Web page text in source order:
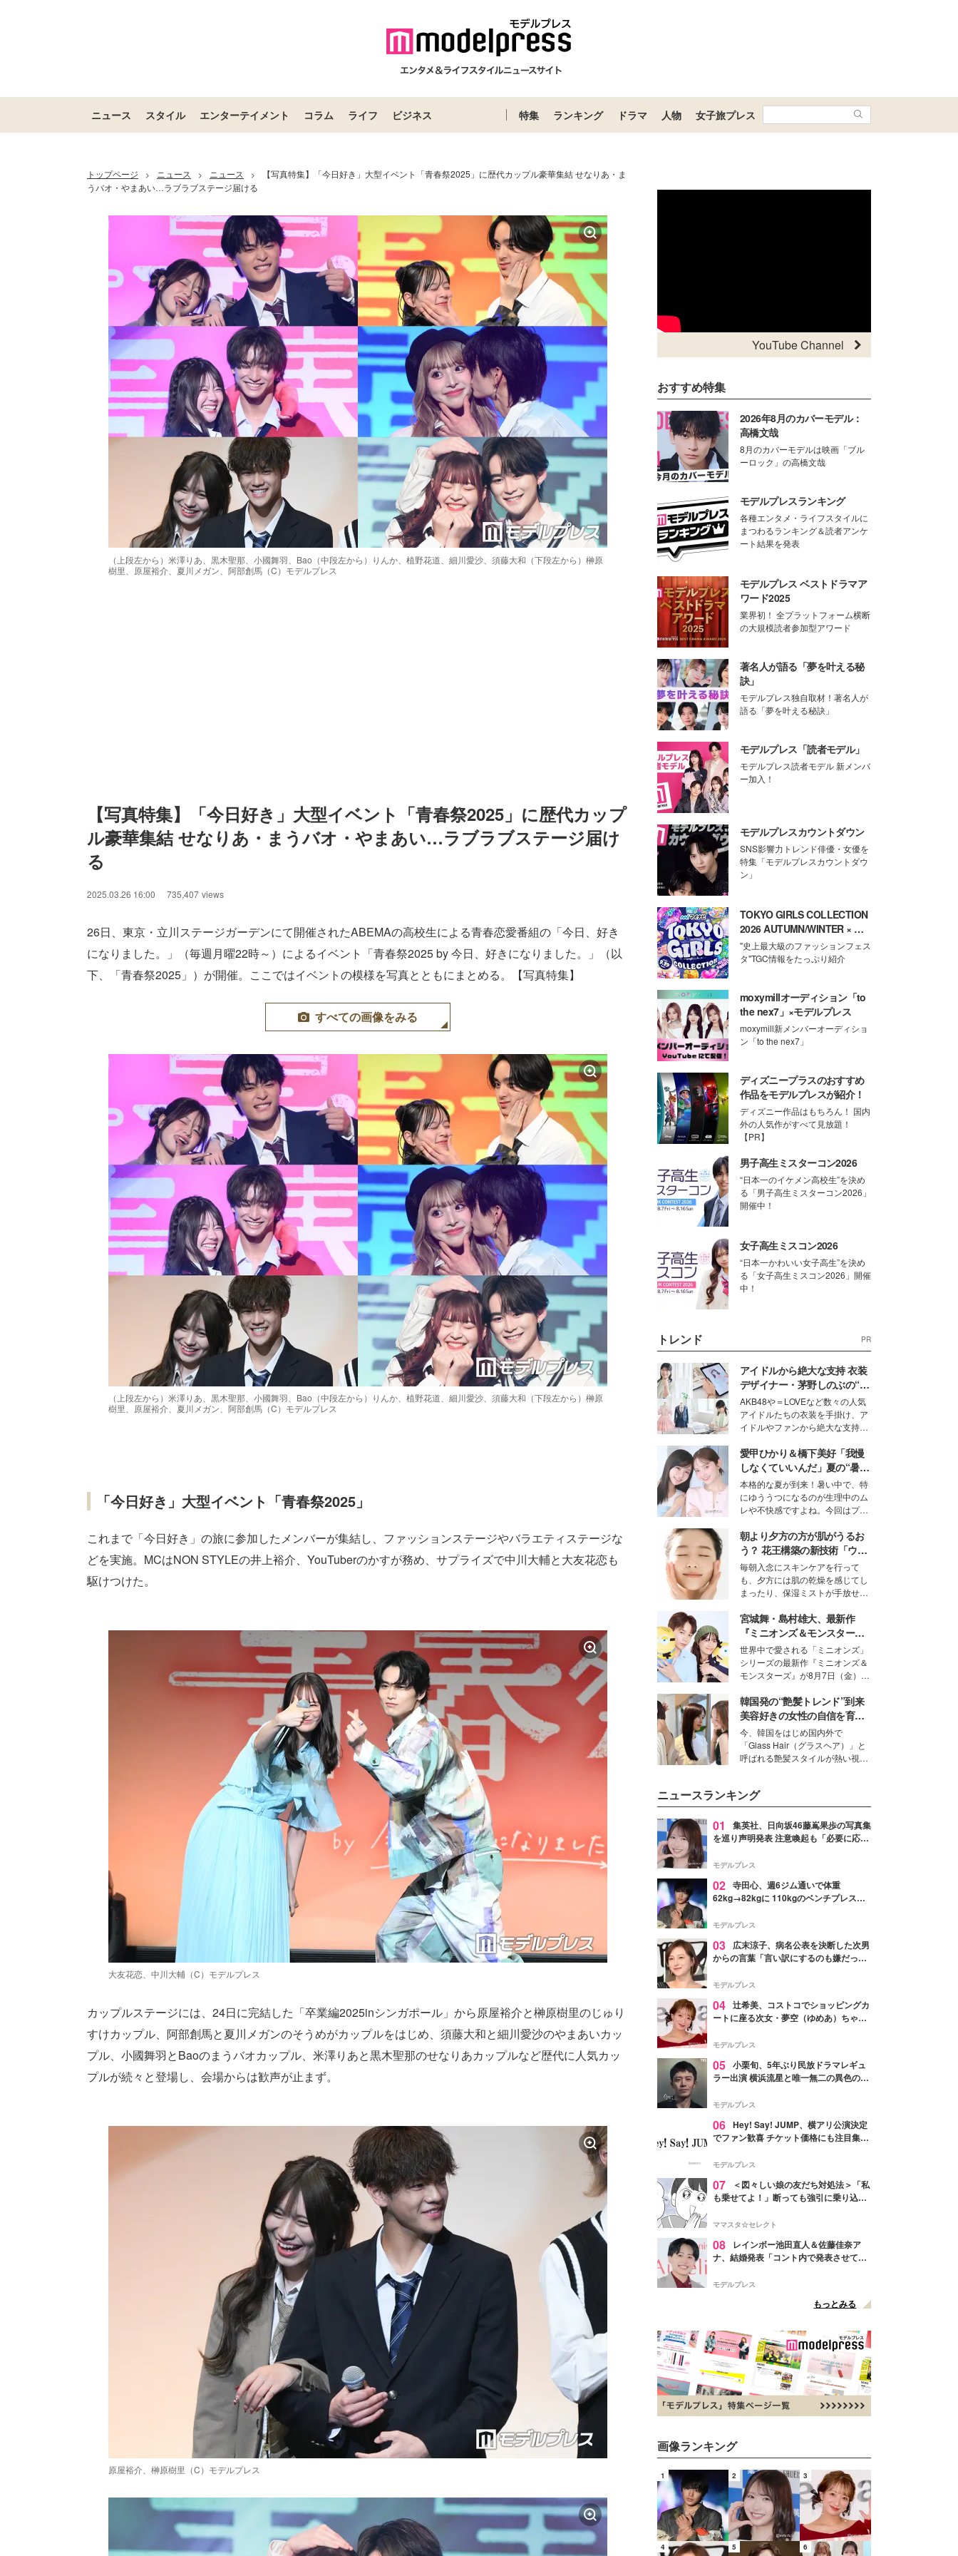
ニュース スタイル エンターテイメント コラム ライフ ビジネス 特集 ランキング ドラマ 人物 女子旅プレス
トップページ > ニュース > ニュース >
【写真特集】「今日好き」大型イベント「青春祭2025」に歴代カップル豪華集結 せなりあ・ま
うバオ・やまあい…ラブラブステージ届ける
（上段左から）米澤りあ、黒木聖那、小國舞羽、Bao（中段左から）りんか、植野花道、細川愛沙、須藤大和（下段左から）榊原
樹里、原屋裕介、夏川メガン、阿部創馬（C）モデルプレス
【写真特集】「今日好き」大型イベント「青春祭2025」に歴代カップ
ル豪華集結 せなりあ・まうバオ・やまあい…ラブラブステージ届け
る
2025.03.26 16:00 735,407 views
26日、東京・立川ステージガーデンにて開催されたABEMAの高校生による青春恋愛番組の「今日、好き
になりました。」（毎週月曜22時～）によるイベント「青春祭2025 by 今日、好きになりました。」（以
下、「青春祭2025」）が開催。ここではイベントの模様を写真とともにまとめる。【写真特集】
すべての画像をみる
（上段左から）米澤りあ、黒木聖那、小國舞羽、Bao（中段左から）りんか、植野花道、細川愛沙、須藤大和（下段左から）榊原
樹里、原屋裕介、夏川メガン、阿部創馬（C）モデルプレス
「今日好き」大型イベント「青春祭2025」
これまで「今日好き」の旅に参加したメンバーが集結し、ファッションステージやバラエティステージな
どを実施。MCはNON STYLEの井上裕介、YouTuberのかすが務め、サプライズで中川大輔と大友花恋も
駆けつけた。
大友花恋、中川大輔（C）モデルプレス
カップルステージには、24日に完結した「卒業編2025inシンガポール」から原屋裕介と榊原樹里のじゅり
すけカップル、阿部創馬と夏川メガンのそうめがカップルをはじめ、須藤大和と細川愛沙のやまあいカッ
プル、小國舞羽とBaoのまうバオカップル、米澤りあと黒木聖那のせなりあカップルなど歴代に人気カッ
プルが続々と登場し、会場からは歓声が止まず。
原屋裕介、榊原樹里（C）モデルプレス
YouTube Channel
おすすめ特集
2026年8月のカバーモデル：
高橋文哉
8月のカバーモデルは映画「ブル
ーロック」の高橋文哉
モデルプレスランキング
各種エンタメ・ライフスタイルに
まつわるランキング＆読者アンケ
ート結果を発表
モデルプレス ベストドラマア
ワード2025
業界初！ 全プラットフォーム横断
の大規模読者参加型アワード
著名人が語る「夢を叶える秘
訣」
モデルプレス独自取材！著名人が
語る「夢を叶える秘訣」
モデルプレス「読者モデル」
モデルプレス読者モデル 新メンバ
ー加入！
モデルプレスカウントダウン
SNS影響力トレンド俳優・女優を
特集「モデルプレスカウントダウ
ン」
TOKYO GIRLS COLLECTION
2026 AUTUMN/WINTER × モ
デルプレス
"史上最大級のファッションフェス
タ"TGC情報をたっぷり紹介
moxymillオーディション「to
the nex7」×モデルプレス
moxymill新メンバーオーディショ
ン「to the nex7」
ディズニープラスのおすすめ
作品をモデルプレスが紹介！
ディズニー作品はもちろん！ 国内
外の人気作がすべて見放題！
【PR】
男子高生ミスターコン2026
“日本一のイケメン高校生”を決め
る「男子高生ミスターコン2026」
開催中！
女子高生ミスコン2026
“日本一かわいい女子高生”を決め
る「女子高生ミスコン2026」開催
中！
トレンド PR
アイドルから絶大な支持 衣装
デザイナー・茅野しのぶの“可
愛い”を作る美学＜「シチズン
クロスシー」インタビュー＞
AKB48や＝LOVEなど数々の人気
アイドルたちの衣装を手掛け、ア
イドルやファンから絶大な支持を
取締役兼クリエイティブディレク
ター・茅野しのぶ。一人ひとりの
個性に寄り添い、魅力を引き出す
衣装作りは、多くの女性たちに勇
気と自信を与え続けている。
愛甲ひかり＆橋下美好「我慢
しなくていいんだ」夏の“暑さ
対策”の新しい選択肢とは？
本格的な夏が到来！暑い中で、特
にゆううつになるのが生理中のム
レや不快感ですよね。今回はプラ
モデル・愛甲ひかりさんと橋下美
好さんを迎えて本音で女子会トー
ク。猛暑のお出かけを快適に過ご
すヒントや、2人が感動した夏の
生理の新常識にも迫りました。
朝より夕方の方が肌がうるお
う？ 花王構築の新技術「ウォ
ーターキャプチャリングスキ
ン（捕水肌）」がスキンケア
の常識を変える予感
毎朝入念にスキンケアを行って
も、夕方には肌の乾燥を感じてし
まったり、保湿ミストが手放せな
な美容の常識を大きく変える可能
性を秘めた、革新的な「Water
Capturing Skin（ウォーターキャ
プチャリングスキン：捕水肌）」
技術を、花王が構築した。
宮城舞・島村雄大、最新作
『ミニオンズ＆モンスター
ズ』の魅力熱弁 ハチャメチャ
だけじゃない“友情と絆”に感
動
世界中で愛される「ミニオンズ」
シリーズの最新作『ミニオンズ＆
モンスターズ』が8月7日（金）に
ニオン好き”という共通点を持つモ
デルの宮城舞と島村雄大の特別対
談をお届け！それぞれの視点か
ら、今作ならではの魅力や予想外
の感動をもたらす奥深いストーリ
ーについて熱く語り合ってもらっ
韓国発の“艶髪トレンド”到来
美容好きの女性の自信を育む
「ヘアケア事情」って？
今、韓国をはじめ国内外で
「Glass Hair（グラスヘア）」と
呼ばれる艶髪スタイルが熱い視線
して、“髪そのものの美しさ”に改
めて注目する人が増えている様
子。今回は、そんな憧れの艶やか
な髪を日常で叶える、美容好きの
ます。
ニュースランキング
01
集英社、日向坂46藤嶌果歩の写真集
を巡り声明発表 注意喚起も「必要に応じ
モデルプレス
02 寺田心、週6ジム通いで体重
62kg→82kgに 110kgのベンチプレス持
「かっこいい」と反響
モデルプレス
03
広末涼子、病名公表を決断した次男
からの言葉「言い訳にするのも嫌だっ
モデルプレス
04 辻希美、コストコでショッピングカ
ートに座る次女・夢空（ゆめあ）ちゃん
ぎ」「成長を感じる」の声
モデルプレス
05 小栗旬、5年ぶり民放ドラマレギュ
ラー出演 横浜流星と唯一無二の異色のバ
モデルプレス
06 Hey! Say! JUMP、横アリ公演決定
でファン歓喜 チケット価格にも注目集ま
モデルプレス
07
＜図々しい娘の友だち対処法＞「私
も乗せてよ！」断っても強引に乗り込ん
ママスタ☆セレクト
08
レインボー池田直人＆佐藤佳奈ア
ナ、結婚発表「コント内で発表させてい
点変更のため
モデルプレス
もっとみる
画像ランキング
1 2 3
4 5 6